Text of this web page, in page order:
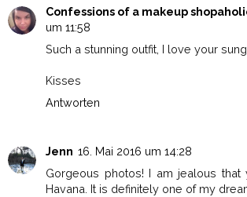
Confessions of a makeup
um 11:58
Such a stunning outfit, I love your
Kisses
Antworten
Jenn 16. Mai 2016 um 14:28
Gorgeous photos! I am jealous
Havana. It is definitely one of my